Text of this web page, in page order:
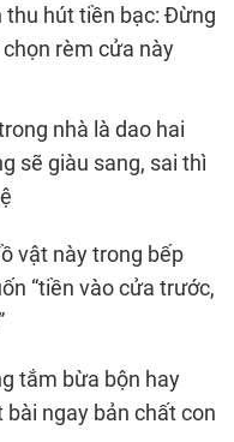
thu hút tiền bạc: Đừng
rèm cửa này
nhà là dao hai
sẽ giàu sang, sai thì
vật này trong bếp
“tiền vào cửa trước,
tắm bừa bộn hay
bài ngay bản chất con